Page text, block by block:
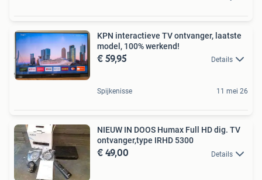
KPN interactieve TV ontvanger, laatste
model, 100% werkend!
€ 59,95 Details
Spijkenisse 11 mei 26
NIEUW IN DOOS Humax Full HD dig. TV
ontvanger,type IRHD 5300
€ 49,00 Details